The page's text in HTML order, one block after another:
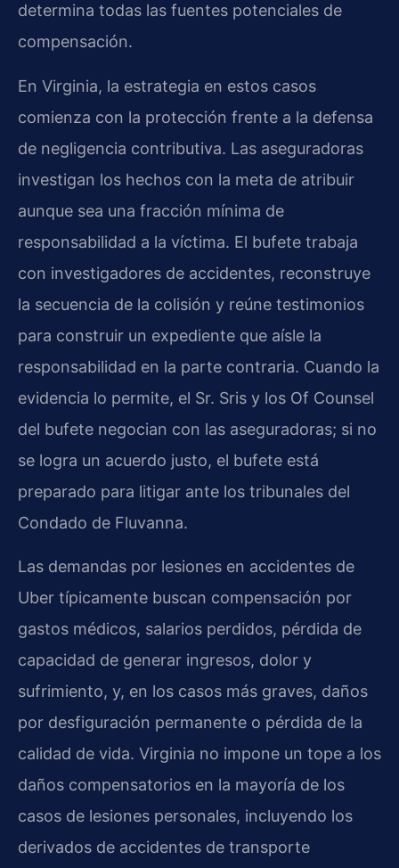
determina todas las fuentes potenciales de
compensación.
En Virginia, la estrategia en estos casos
comienza con la protección frente a la defensa
de negligencia contributiva. Las aseguradoras
investigan los hechos con la meta de atribuir
aunque sea una fracción mínima de
responsabilidad a la víctima. El bufete trabaja
con investigadores de accidentes, reconstruye
la secuencia de la colisión y reúne testimonios
para construir un expediente que aísle la
responsabilidad en la parte contraria. Cuando la
evidencia lo permite, el Sr. Sris y los Of Counsel
del bufete negocian con las aseguradoras; si no
se logra un acuerdo justo, el bufete está
preparado para litigar ante los tribunales del
Condado de Fluvanna.
Las demandas por lesiones en accidentes de
Uber típicamente buscan compensación por
gastos médicos, salarios perdidos, pérdida de
capacidad de generar ingresos, dolor y
sufrimiento, y, en los casos más graves, daños
por desfiguración permanente o pérdida de la
calidad de vida. Virginia no impone un tope a los
daños compensatorios en la mayoría de los
casos de lesiones personales, incluyendo los
derivados de accidentes de transporte